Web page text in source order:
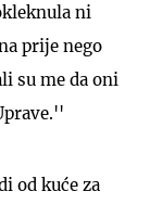
ni
prije nego
su me da oni
od kuće za